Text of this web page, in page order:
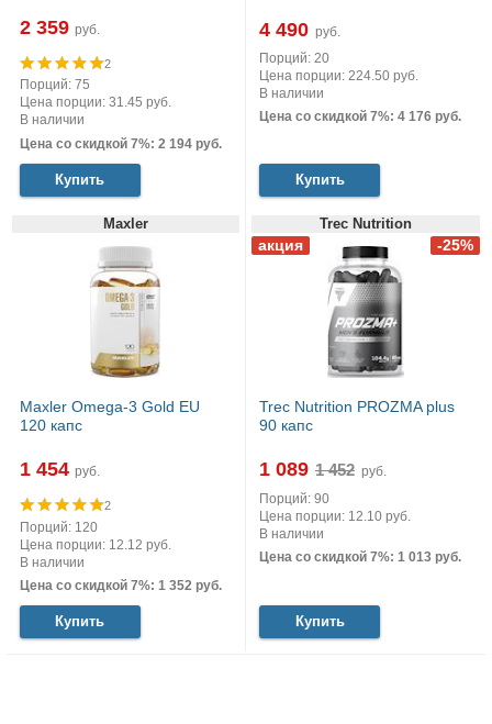
2 359 руб.
2
Порций: 75
Цена порции: 31.45 руб.
В наличии
Цена со скидкой 7%: 2 194 руб.
Купить
4 490 руб.
Порций: 20
Цена порции: 224.50 руб.
В наличии
Цена со скидкой 7%: 4 176 руб.
Купить
Maxler
Maxler Omega-3 Gold EU
120 капс
1 454 руб.
2
Порций: 120
Цена порции: 12.12 руб.
В наличии
Цена со скидкой 7%: 1 352 руб.
Купить
Trec Nutrition
Trec Nutrition PROZMA plus
90 капс
1 089
руб.
Порций: 90
Цена порции: 12.10 руб.
В наличии
Цена со скидкой 7%: 1 013 руб.
Купить